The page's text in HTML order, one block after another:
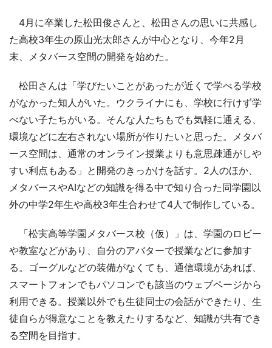
4月に卒業した松田俊さんと、松田さんの思いに共感し
た高校3年生の原山光太郎さんが中心となり、今年2月
末、メタバース空間の開発を始めた。
松田さんは「学びたいことがあったが近くで学べる学校
がなかった知人がいた。ウクライナにも、学校に行けず学
べない子たちがいる。そんな人たちもでも気軽に通える、
環境などに左右されない場所が作りたいと思った。メタバ
ース空間は、通常のオンライン授業よりも意思疎通がしや
すい利点もある」と開発のきっかけを話す。2人のほか、
メタバースやAIなどの知識を得る中で知り合った同学園以
外の中学2年生や高校3年生合わせて4人で制作している。
「松実高等学園メタバース校（仮）」は、学園のロビー
や教室などがあり、自分のアバターで授業などに参加す
る。ゴーグルなどの装備がなくても、通信環境があれば、
スマートフォンでもパソコンでも該当のウェブページから
利用できる。授業以外でも生徒同士の会話ができたり、生
徒自らが得意なことを教えたりするなど、知識が共有でき
る空間を目指す。